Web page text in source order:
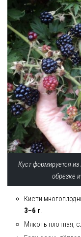
Куст формируется
обрезке
Кисти
3–6 г.
Мякоть плотная,